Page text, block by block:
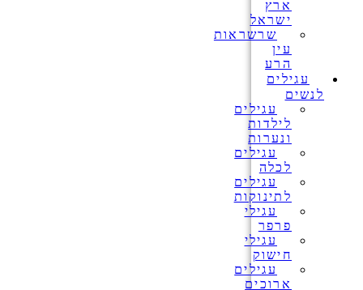
ארץ
ישראל
שרשראות
עין
הרע
עגילים
לנשים
עגילים
לילדות
ונערות
עגילים
לכלה
עגילים
לתינוקות
עגילי
פרפר
עגילי
חישוק
עגילים
ארוכים